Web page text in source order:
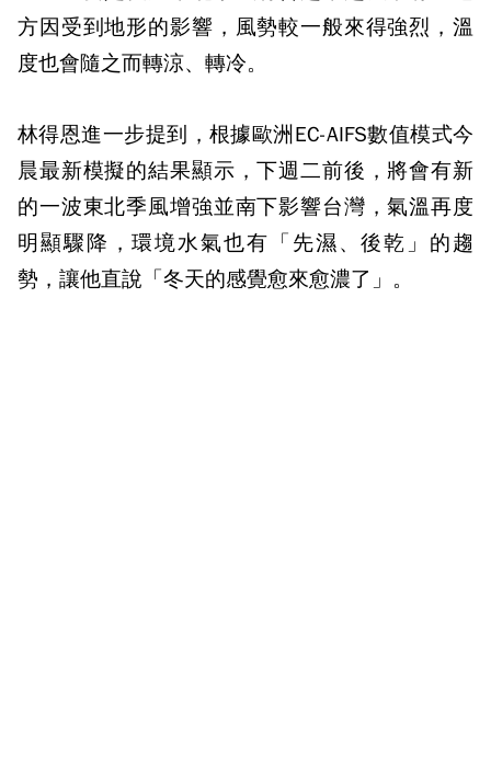
方因受到地形的影響，風勢較一般來得強烈，溫
度也會隨之而轉涼、轉冷。
林得恩進一步提到，根據歐洲EC-AIFS數值模式今
晨最新模擬的結果顯示，下週二前後，將會有新
的一波東北季風增強並南下影響台灣，氣溫再度
明顯驟降，環境水氣也有「先濕、後乾」的趨
勢，讓他直說「冬天的感覺愈來愈濃了」。